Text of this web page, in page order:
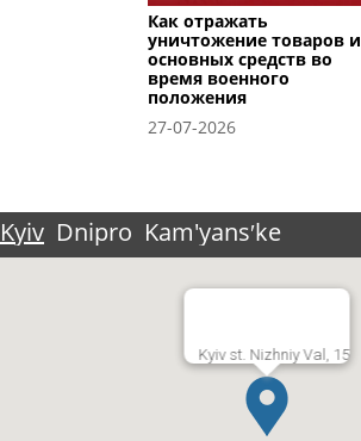
Как отражать
уничтожение товаров и
основных средств во
время военного
положения
27-07-2026
Kyiv Dnipro Kam'yansʹke
Kyiv st. Nizhniy Val, 15